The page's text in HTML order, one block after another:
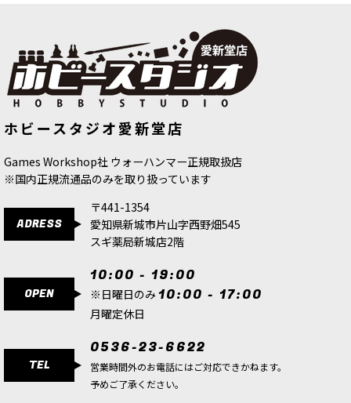
ロー(シェード色) [77142 ]
(シェード色)
ホビースタジオ愛新堂店
Games Workshop社 ウォーハンマー正規取扱店
※国内正規流通品のみを取り扱っています
ADRESS
〒441-1354
愛知県新城市片山字西野畑545
スギ薬局新城店2階
OPEN
10:00 - 19:00
※日曜日のみ 10:00 - 17:00
月曜定休日
TEL
0536-23-6622
営業時間外のお電話にはご対応できかねます。
予めご了承ください。